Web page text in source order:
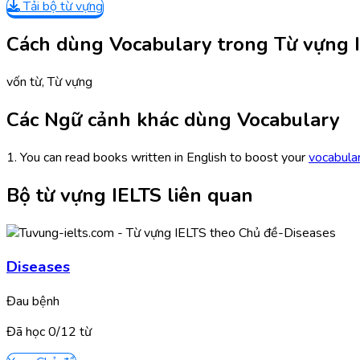
Tải bộ từ vựng
Cách dùng Vocabulary trong Từ vựng
vốn từ, Từ vựng
Các Ngữ cảnh khác dùng Vocabulary
1. You can read books written in English to boost your
Bộ từ vựng IELTS liên quan
Diseases
Đau bệnh
Đã học0/12 từ